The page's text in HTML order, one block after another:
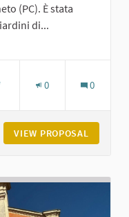
(PC). È stata
di...
0 0
VIEW PROPOSAL